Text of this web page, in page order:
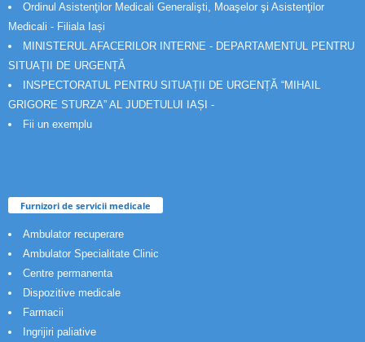
Ordinul Asistenţilor Medicali Generalişti, Moaşelor şi Asistenţilor
Medicali - Filiala Iași
MINISTERUL AFACERILOR INTERNE - DEPARTAMENTUL PENTRU
SITUAȚII DE URGENȚĂ
INSPECTORATUL PENTRU SITUAȚII DE URGENȚĂ “MIHAIL
GRIGORE STURZA” AL JUDETULUI IAȘI -
Fii un exemplu
Furnizori de servicii medicale
Ambulator recuperare
Ambulator Specialitate Clinic
Centre permanenta
Dispozitive medicale
Farmacii
Ingrijiri paliative